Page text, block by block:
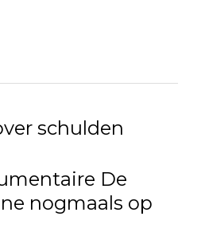
schulden
De
nogmaals op